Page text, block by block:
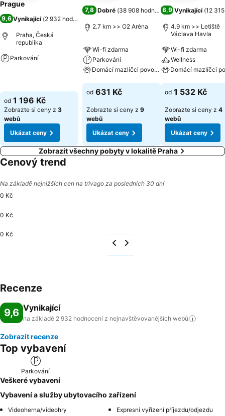
Prague
9,6 Vynikající (2 932 hodnocení
Praha, Česká
republika
Parkování
od 1 196 Kč
Zobrazte si ceny z 3
webů
Ukázat ceny
7,8 Dobré (38 908 hodnocení)
2.7 km >> O2 Aréna
Wi-fi zdarma
Parkování
Domácí mazlíčci povoleni
Ukázat ceny
od 631 Kč
Zobrazte si ceny z 9
webů
Ukázat ceny
8,9 Vynikající (12
4.9 km >> Letiště
Václava Havla
Wi-fi zdarma
Wellness
Ukázat ceny
od 1 532 Kč
Zobrazte si ceny z 4
webů
Ukázat ceny
Zobrazit všechny pobyty v lokalitě Praha
Cenový trend
Na základě nejnižších cen na trivago za posledních 30 dní
0 Kč
0 Kč
0 Kč
Recenze
9,6 Vynikající
na základě 2 932 hodnocení z nejnavštěvovanějších webů
Zobrazit recenze
Top vybavení
Parkování
Veškeré vybavení
Vybavení a služby ubytovacího zařízení
Videoherna/videohry
Expresní vyřízení příjezdu/odjezdu